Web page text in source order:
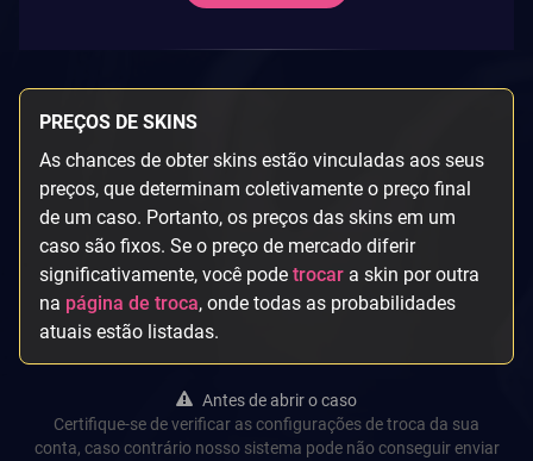
PREÇOS DE SKINS
As chances de obter skins estão vinculadas aos seus
preços, que determinam coletivamente o preço final
de um caso. Portanto, os preços das skins em um
caso são fixos. Se o preço de mercado diferir
significativamente, você pode trocar a skin por outra
na página de troca, onde todas as probabilidades
atuais estão listadas.
Antes de abrir o caso
Certifique-se de verificar as configurações de troca da sua
conta, caso contrário nosso sistema pode não conseguir enviar